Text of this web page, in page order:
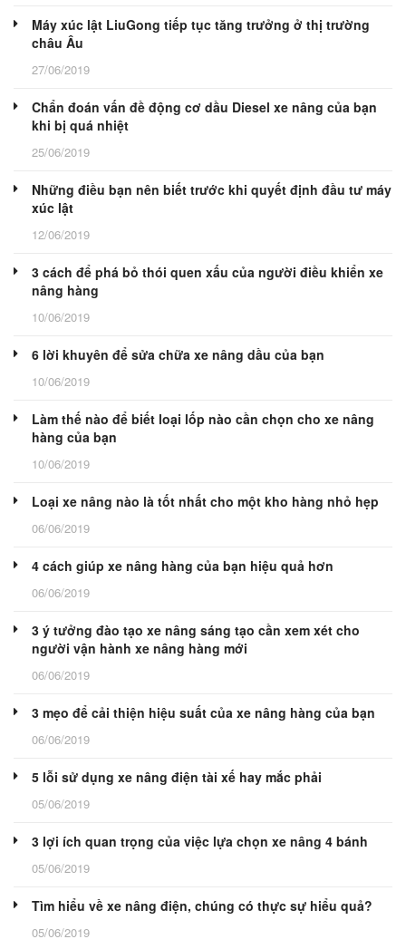
Máy xúc lật LiuGong tiếp tục tăng trưởng ở thị trường
châu Âu
27/06/2019
Chẩn đoán vấn đề động cơ dầu Diesel xe nâng của bạn
khi bị quá nhiệt
25/06/2019
Những điều bạn nên biết trước khi quyết định đầu tư máy
xúc lật
12/06/2019
3 cách để phá bỏ thói quen xấu của người điều khiển xe
nâng hàng
10/06/2019
6 lời khuyên để sửa chữa xe nâng dầu của bạn
10/06/2019
Làm thế nào để biết loại lốp nào cần chọn cho xe nâng
hàng của bạn
10/06/2019
Loại xe nâng nào là tốt nhất cho một kho hàng nhỏ hẹp
06/06/2019
4 cách giúp xe nâng hàng của bạn hiệu quả hơn
06/06/2019
3 ý tưởng đào tạo xe nâng sáng tạo cần xem xét cho
người vận hành xe nâng hàng mới
06/06/2019
3 mẹo để cải thiện hiệu suất của xe nâng hàng của bạn
06/06/2019
5 lỗi sử dụng xe nâng điện tài xế hay mắc phải
05/06/2019
3 lợi ích quan trọng của việc lựa chọn xe nâng 4 bánh
05/06/2019
Tìm hiểu về xe nâng điện, chúng có thực sự hiểu quả?
05/06/2019